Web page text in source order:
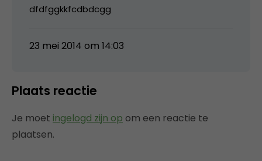
dfdfggkkfcdbdcgg
23 mei 2014 om 14:03
Plaats reactie
Je moet ingelogd zijn op om een reactie te
plaatsen.